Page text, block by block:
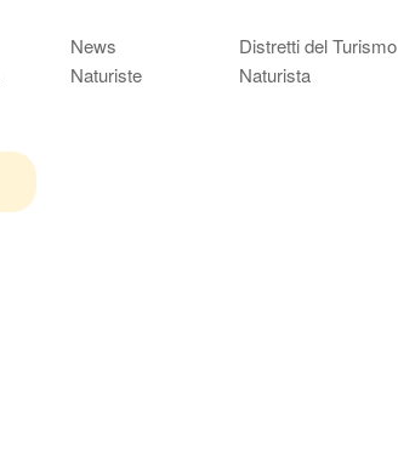
News
Naturiste
Distretti del Turismo
Naturista